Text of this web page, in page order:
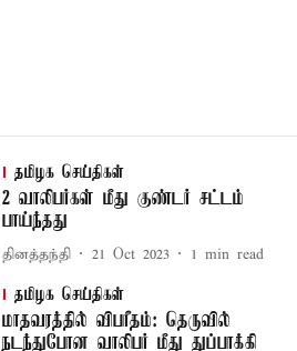
தமிழக செய்திகள்
2 வாலிபர்கள் மீது குண்டர் சட்டம்
பாய்ந்தது
தினத்தந்தி 21 Oct 2023 1 min read
தமிழக செய்திகள்
மாதவரத்தில் விபரீதம்: தெருவில்
நடந்துபோன வாலிபர் மீது துப்பாக்கி